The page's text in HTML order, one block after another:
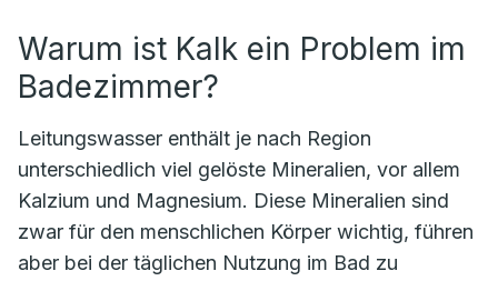
Warum ist Kalk ein Problem im
Badezimmer?
Leitungswasser enthält je nach Region
unterschiedlich viel gelöste Mineralien, vor allem
Kalzium und Magnesium. Diese Mineralien sind
zwar für den menschlichen Körper wichtig, führen
aber bei der täglichen Nutzung im Bad zu